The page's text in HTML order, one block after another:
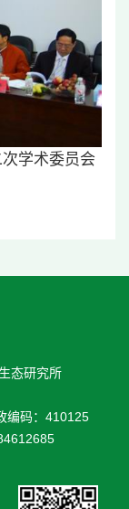
学术委员会
态研究所
编码：410125